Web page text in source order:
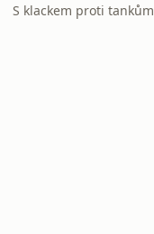
S klackem proti tankům